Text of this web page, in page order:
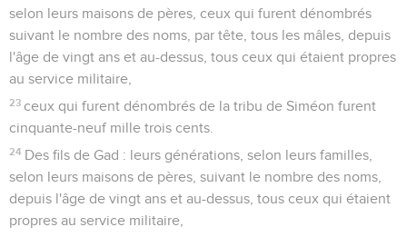
selon leurs maisons de pères, ceux qui furent dénombrés
suivant le nombre des noms, par tête, tous les mâles, depuis
l'âge de vingt ans et au-dessus, tous ceux qui étaient propres
au service militaire,
23 ceux qui furent dénombrés de la tribu de Siméon furent
cinquante-neuf mille trois cents.
24 Des fils de Gad : leurs générations, selon leurs familles,
selon leurs maisons de pères, suivant le nombre des noms,
depuis l'âge de vingt ans et au-dessus, tous ceux qui étaient
propres au service militaire,